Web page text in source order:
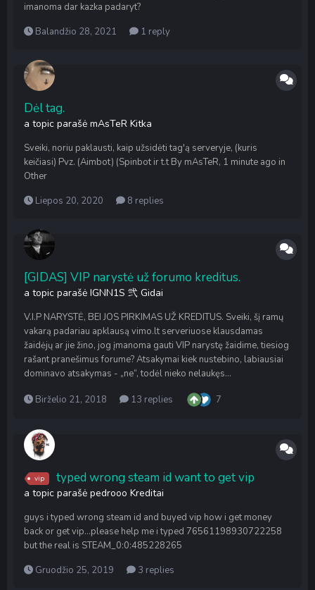
imanoma dar kazka padaryt?
Balandžio 28, 2021
1 reply
Dėl tag.
a topic parašė mAsTeR Kitka
Sveiki, noriu paklausti, kaip užsidėti tag'ą serveryje, (kuris
keičiasi) Pvz. (Aimbot) (Spinbot ir t.t By mAsTeR, 1 minute ago in
Other
Liepos 20, 2020
8 replies
[GIDAS] VIP narystė už forumo kreditus.
a topic parašė IGNN1S 弐 Gidai
V.I.P NARYSTĖ, BEI JOS PIRKIMAS UŽ KREDITUS. Sveiki, šį ramų
vakarą padariau apklausą vimo.lt serveriuose klausdamas
žaidėjų ar jie žino, jog įmanoma gauti VIP narystę žaidime, tiesiog
rašant pranešimus forume? Atsakymai kiek nustebino, labiausiai
dominavo atsakymas - „ne“, todėl nieko nelaukęs...
Birželio 21, 2018 13 replies 7
vip typed wrong steam id want to get vip
a topic parašė pedrooo Kreditai
guys i typed wrong steam id and buyed vip how i get money
back or get vip...please help me i typed 76561198930722258
but the real is STEAM_0:0:485228265
Gruodžio 25, 2019
3 replies